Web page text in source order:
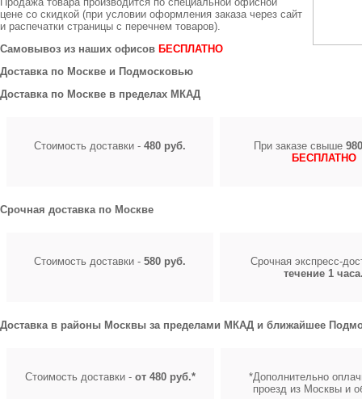
цене со скидкой (при условии оформления заказа через сайт
и распечатки страницы с перечнем товаров).
Самовывоз из наших офисов БЕСПЛАТНО
Доставка по Москве и Подмосковью
Доставка по Москве в пределах МКАД
Стоимость доставки - 480 руб. При заказе свыше
БЕСПЛАТНО
Срочная доставка по Москве
Стоимость доставки - 580 руб.
Срочная экспресс-
течение 1
Доставка в районы Москвы за пределами МКАД и ближайшее
Стоимость доставки - от 480 руб.*
*Дополнительно
проезд из Москвы и